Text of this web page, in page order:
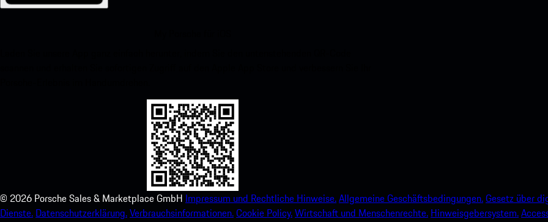
© 2026 Porsche Sales & Marketplace GmbH Impressum und Rechtliche Hinweise.Allgemeine Geschäftsbedingungen.Gesetz über
Dienste. Datenschutzerklärung.Verbrauchsinformationen.Cookie Policy.Wirtschaft und Menschenrechte. Hinweisgebersystem.